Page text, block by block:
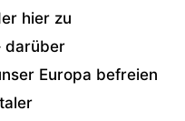
hier zu
darüber
Europa befreien